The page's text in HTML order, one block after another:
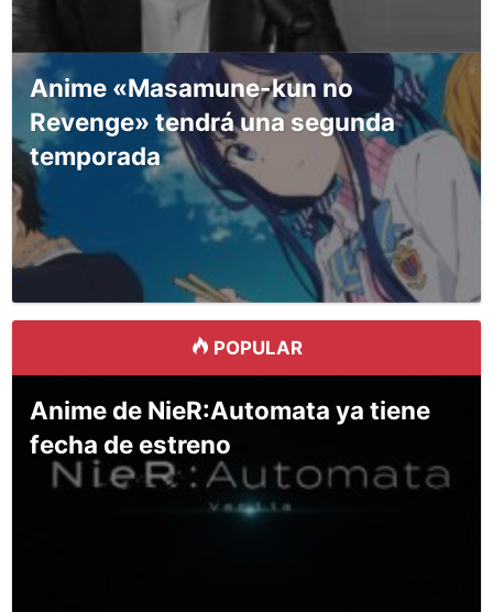
Anime «Masamune-kun no
Revenge» tendrá una segunda
temporada
POPULAR
Anime de NieR:Automata ya tiene
fecha de estreno